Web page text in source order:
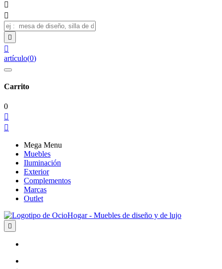




artículo(0)
Carrito
0


Mega Menu
Muebles
Iluminación
Exterior
Complementos
Marcas
Outlet
